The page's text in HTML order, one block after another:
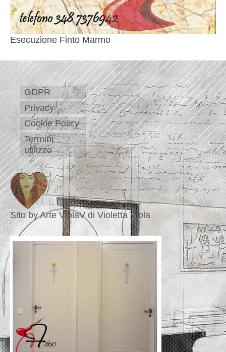
Esecuzione Finto Marmo
GDPR
Privacy
Cookie Policy
Termini
utilizzo
Sito by Arte ViolaV di Violetta Viola